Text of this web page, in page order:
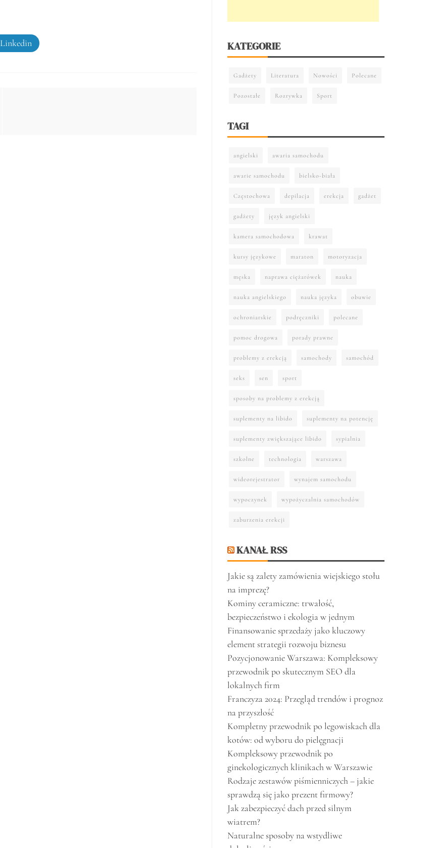
Linkedin KATEGORIE
Gadżety Literatura Nowości Polecane
Pozostałe Rozrywka Sport
TAGI
angielski awaria samochodu
awarie samochodu bielsko-biała
Częstochowa depilacja erekcja gadżet
gadżety język angielski
kamera samochodowa krawat
kursy językowe maraton motoryzacja
męska naprawa ciężarówek nauka
nauka angielskiego nauka języka obuwie
ochroniarskie podręczniki polecane
pomoc drogowa porady prawne
problemy z erekcją samochody samochód
seks sen sport
sposoby na problemy z erekcją
suplementy na libido suplementy na potencję
suplementy zwiększające libido sypialnia
szkolne technologia warszawa
wideorejestrator wynajem samochodu
wypoczynek wypożyczalnia samochodów
zaburzenia erekcji
KANAŁ RSS
Jakie są zalety zamówienia wiejskiego stołu
na imprezę?
Kominy ceramiczne: trwałość,
bezpieczeństwo i ekologia w jednym
Finansowanie sprzedaży jako kluczowy
element strategii rozwoju biznesu
Pozycjonowanie Warszawa: Kompleksowy
przewodnik po skutecznym SEO dla
lokalnych firm
Franczyza 2024: Przegląd trendów i prognoz
na przyszłość
Kompletny przewodnik po legowiskach dla
kotów: od wyboru do pielęgnacji
Kompleksowy przewodnik po
ginekologicznych klinikach w Warszawie
Rodzaje zestawów piśmienniczych – jakie
sprawdzą się jako prezent firmowy?
Jak zabezpieczyć dach przed silnym
wiatrem?
Naturalne sposoby na wstydliwe